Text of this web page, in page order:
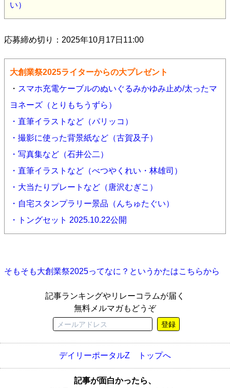
い）
応募締め切り：2025年10月17日11:00
大創業祭2025ライターからの大プレゼント
・ スマホ充電ケーブルのぬいぐるみかゆみ止め/太ったマ
ヨネーズ（とりもちうずら）
・直筆イラストなど（パリッコ）
・撮影に使った背景紙など（古賀及子）
・写真集など（石井公二）
・直筆イラストなど（べつやくれい・林雄司）
・大当たりプレートなど（唐沢むぎこ）
・自宅スタンプラリー景品（んちゅたぐい）
・トングセット 2025.10.22公開
そもそも大創業祭2025ってなに？というかたはこちらから
記事ランキングやリレーコラムが届く
無料メルマガもどうぞ
登録
デイリーポータルZ トップへ
記事が面白かったら、